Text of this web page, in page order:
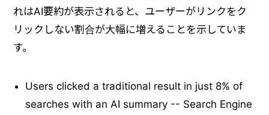
れはAI要約が表示されると、ユーザーがリンクをク
リックしない割合が大幅に増えることを示していま
す。
Users clicked a traditional result in just 8% of
searches with an AI summary -- Search Engine